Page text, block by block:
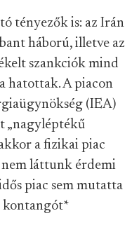
tényezők is: az Irán
háború, illetve az
szankciók mind
hatottak. A piacon
(IEA)
„nagyléptékű
a fizikai piac
nem láttunk érdemi
piac sem mutatta
kontangót*